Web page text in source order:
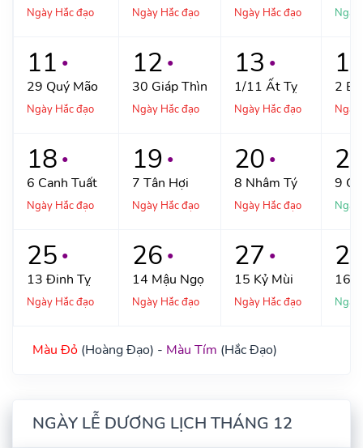
Ngày Hắc đạo Ngày Hắc đạo Ngày Hắc đạo Ngày
11 ●
29 Quý Mão
Ngày Hắc đạo
12 ●
30 Giáp Thìn
Ngày Hắc đạo
13 ●
1/11 Ất Tỵ
Ngày Hắc đạo
2
Ngày
18 ●
6 Canh Tuất
Ngày Hắc đạo
19 ●
7 Tân Hợi
Ngày Hắc đạo
20 ●
8 Nhâm Tý
Ngày Hắc đạo
9
Ngày
25 ●
13 Đinh Tỵ
Ngày Hắc đạo
26 ●
14 Mậu Ngọ
Ngày Hắc đạo
27 ●
15 Kỷ Mùi
Ngày Hắc đạo
16
Ngày
Màu Đỏ (Hoàng Đạo) - Màu Tím (Hắc Đạo)
NGÀY LỄ DƯƠNG LỊCH THÁNG 12